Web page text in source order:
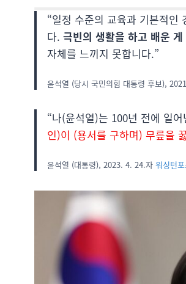
“일정 수준의 교육과 기본적인
다. 극빈의 생활을 하고 배운
자체를 느끼지 못합니다.”
윤석열 (당시 국민의힘 대통령 후보),
“나(윤석열)는 100년 전에 일
인)이 (용서를 구하며) 무릎을
윤석열 (대통령), 2023. 4. 24.자 워싱턴